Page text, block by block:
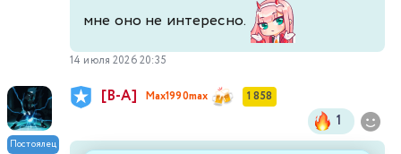
мне оно не интересно.
14 июля 2026 20:35
Постоялец
[В-А] Max1990max 1 858
1